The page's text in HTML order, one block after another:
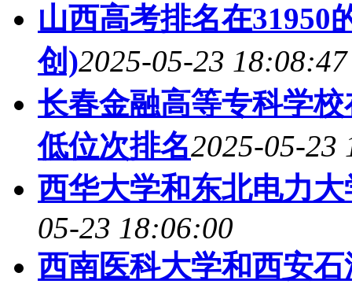
山西高考排名在31950
创)2025-05-23 18:08:47
长春金融高等专科学
低位次排名2025-05-23
西华大学和东北电力
05-23 18:06:00
西南医科大学和西安